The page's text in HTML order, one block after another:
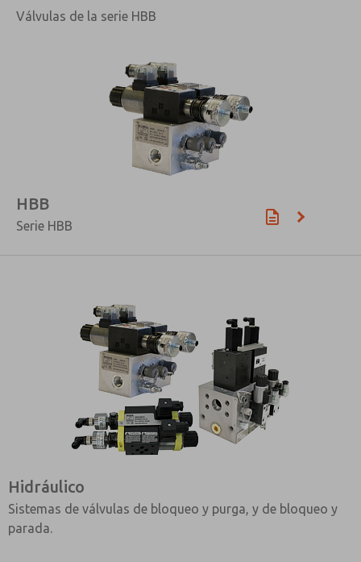
Válvulas de la serie HBB
HBB
Serie HBB
Hidráulico
Sistemas de válvulas de bloqueo y purga, y de bloqueo y
parada.